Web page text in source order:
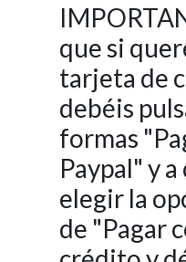
que si
tarjeta de
debéis
formas
Paypal" y
elegir la
de "Pagar